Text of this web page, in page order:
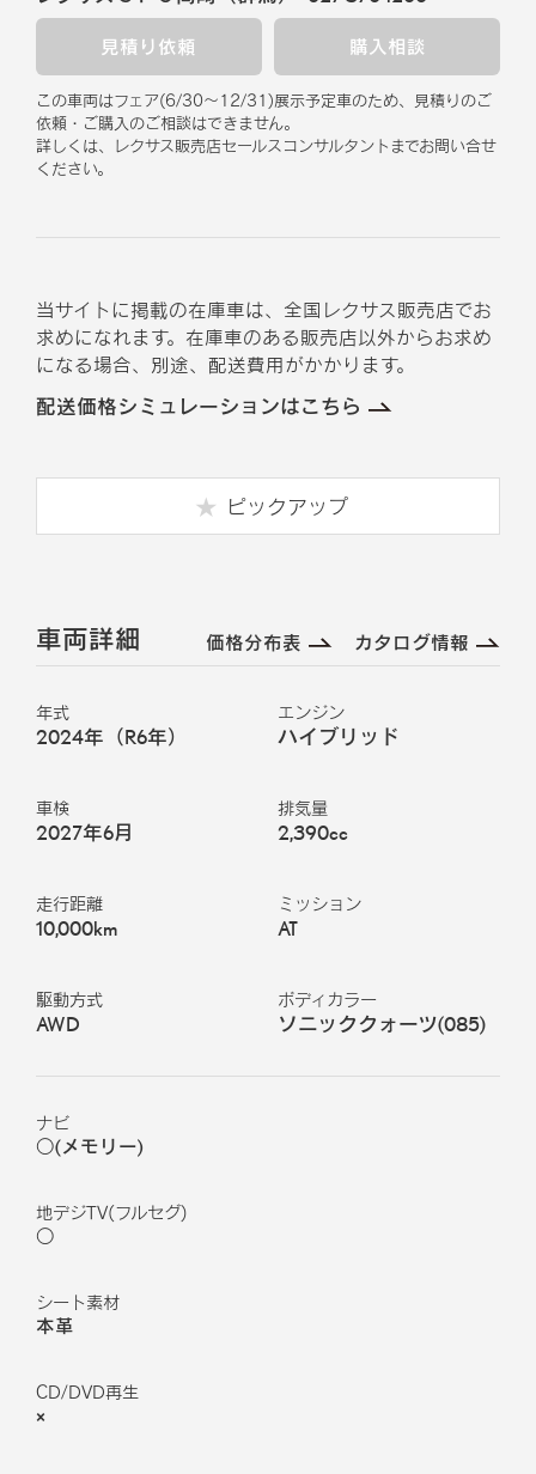
見積り依頼 購入相談
この車両はフェア(6/30～12/31)展示予定車のため、見積りのご
依頼・ご購入のご相談はできません。
詳しくは、レクサス販売店セールスコンサルタントまでお問い合せ
ください。
当サイトに掲載の在庫車は、全国レクサス販売店でお
求めになれます。在庫車のある販売店以外からお求め
になる場合、別途、配送費用がかかります。
配送価格シミュレーションはこちら
ピックアップ
車両詳細 価格分布表 カタログ情報
年式
2024年（R6年）
エンジン
ハイブリッド
車検
2027年6月
排気量
2,390cc
走行距離
10,000km
ミッション
AT
駆動方式
AWD
ボディカラー
ソニッククォーツ(085)
ナビ
○(メモリー)
地デジTV(フルセグ)
○
シート素材
本革
CD/DVD再生
×